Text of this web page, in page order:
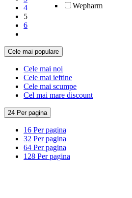
Wepharm
4
5
6
Cele mai populare
Cele mai noi
Cele mai ieftine
Cele mai scumpe
Cel mai mare discount
24 Per pagina
16 Per pagina
32 Per pagina
64 Per pagina
128 Per pagina